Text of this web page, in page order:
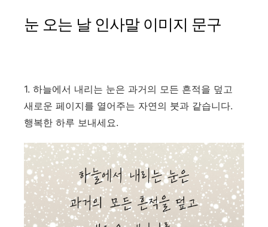
눈 오는 날 인사말 이미지 문구
1. 하늘에서 내리는 눈은 과거의 모든 흔적을 덮고
새로운 페이지를 열어주는 자연의 붓과 같습니다.
행복한 하루 보내세요.